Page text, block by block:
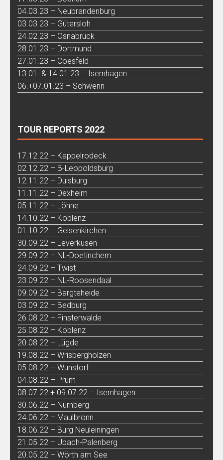
04.03.23 – Neubrandenburg
03.03.23 – Gütersloh
24.02.23 – Osnabrück
28.01.23 – Dortmund
27.01.23 – Coesfeld
13.01. & 14.01.23 – Isernhagen
06.+07.01.23 – Schwerin
TOUR REPORTS 2022
17.12.22 – Kappelrodeck
02.12.22 – B-Leopoldsburg
12.11.22 – Duisburg
11.11.22 – Dexheim
05.11.22 – Löhne
14.10.22 – Koblenz
01.10.22 – Gelsenkirchen
30.09.22 – Leverkusen
29.09.22 – NL-Doetinchem
24.09.22 – Twist
23.09.22 – NL-Roosendaal
09.09.22 – Bargteheide
03.09.22 – Bedburg
26.08.22 – Finsterwalde
25.08.22 – Koblenz
20.08.22 – Lügde
19.08.22 – Wrisbergholzen
05.08.22 – Wunstorf
04.08.22 – Prüm
08.07.22 + 09.07.22 – Isernhagen
30.06.22 – Nürnberg
24.06.22 – Maulbronn
18.06.22 – Burg Neuleiningen
21.05.22 – Übach-Palenberg
20.05.22 – Wörth am See